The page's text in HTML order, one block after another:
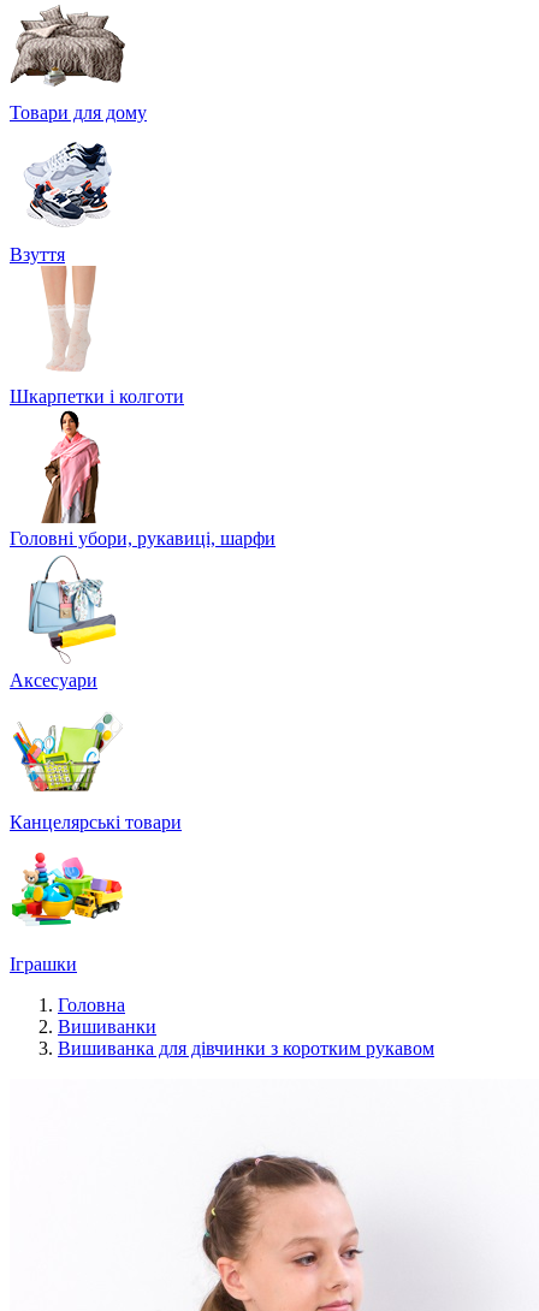
Товари для дому
Взуття
Шкарпетки і колготи
Головні убори, рукавиці, шарфи
Аксесуари
Канцелярські товари
Іграшки
Головна
Вишиванки
Вишиванка для дівчинки з коротким рукавом